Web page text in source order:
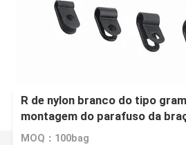
R de nylon branco do tipo
montagem do parafuso da
para guardar fios
MOQ：100bag